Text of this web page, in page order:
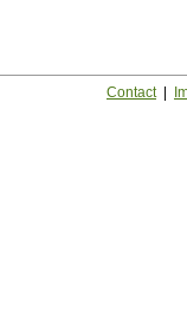
Contact|